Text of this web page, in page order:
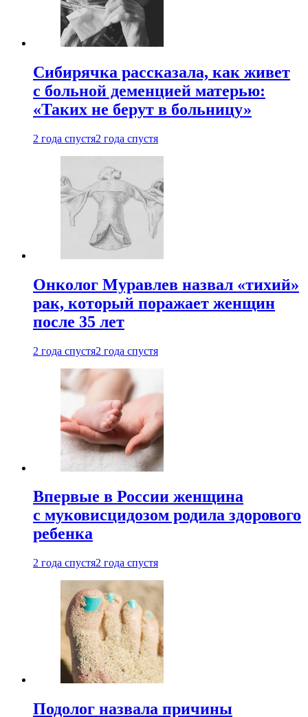
Сибирячка рассказала, как живет
с больной деменцией матерью:
«Таких не берут в больницу»
2 года спустя2 года спустя
Онколог Муравлев назвал «тихий»
рак, который поражает женщин
после 35 лет
2 года спустя2 года спустя
Впервые в России женщина
с муковисцидозом родила здорового
ребенка
2 года спустя2 года спустя
Подолог назвала причины